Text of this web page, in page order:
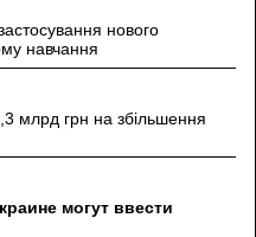
нового
навчання
млрд грн на збільшення
могут ввести